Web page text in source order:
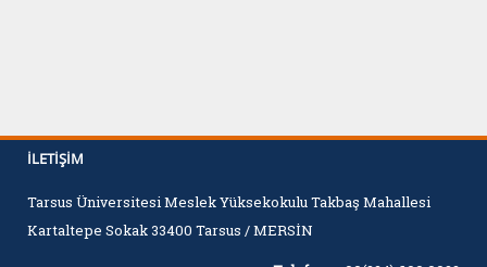
İLETIŞIM
Tarsus Üniversitesi Meslek Yüksekokulu Takbaş Mahallesi
Kartaltepe Sokak 33400 Tarsus / MERSİN